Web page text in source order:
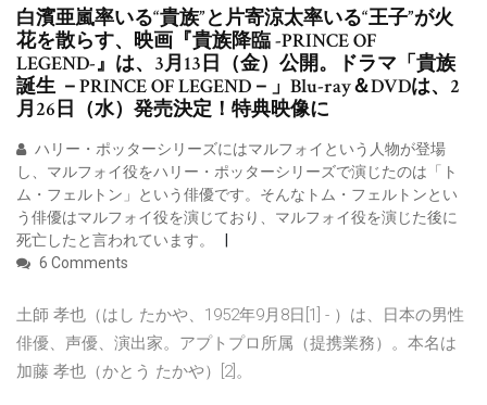
白濱亜嵐率いる“貴族”と片寄涼太率いる“王子”が火
花を散らす、映画『貴族降臨 -PRINCE OF
LEGEND-』は、3月13日（金）公開。ドラマ「貴族
誕生 －PRINCE OF LEGEND－」Blu-ray＆DVDは、2
月26日（水）発売決定！特典映像に
ハリー・ポッターシリーズにはマルフォイという人物が登場
し、マルフォイ役をハリー・ポッターシリーズで演じたのは「ト
ム・フェルトン」という俳優です。そんなトム・フェルトンとい
う俳優はマルフォイ役を演じており、マルフォイ役を演じた後に
死亡したと言われています。
6 Comments
土師 孝也（はし たかや、1952年9月8日[1] - ）は、日本の男性
俳優、声優、演出家。アプトプロ所属（提携業務）。本名は
加藤 孝也（かとう たかや）[2]。